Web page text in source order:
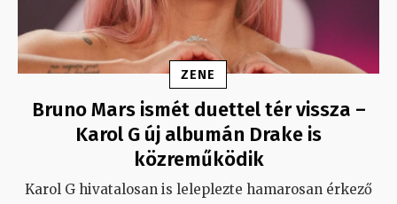
ZENE
Bruno Mars ismét duettel tér vissza –
Karol G új albumán Drake is
közreműködik
Karol G hivatalosan is leleplezte hamarosan érkező